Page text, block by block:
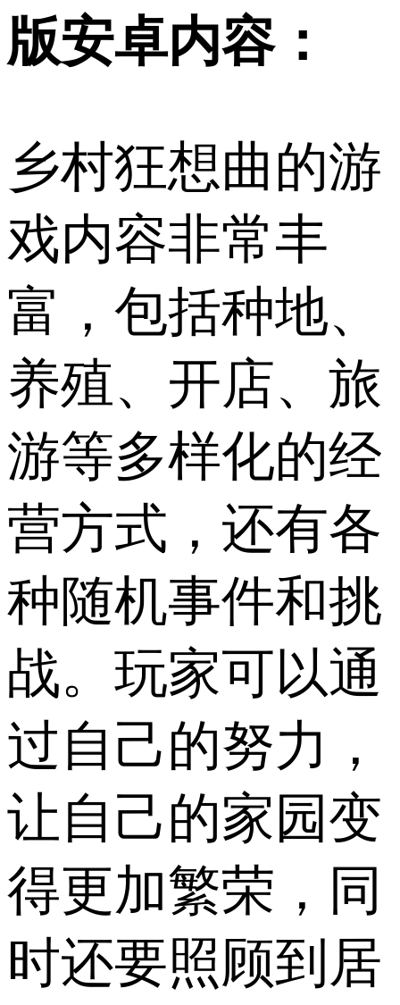
版安卓内容：
乡村狂想曲的游
戏内容非常丰
富，包括种地、
养殖、开店、旅
游等多样化的经
营方式，还有各
种随机事件和挑
战。玩家可以通
过自己的努力，
让自己的家园变
得更加繁荣，同
时还要照顾到居